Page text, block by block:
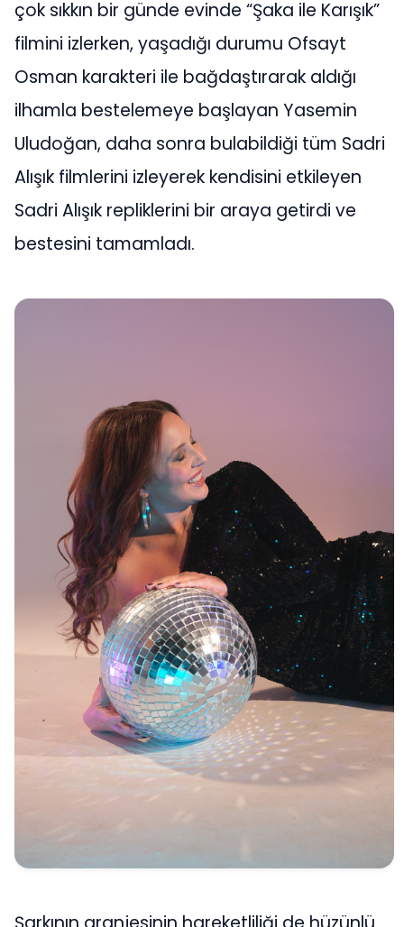
çok sıkkın bir günde evinde “Şaka ile Karışık”
filmini izlerken, yaşadığı durumu Ofsayt
Osman karakteri ile bağdaştırarak aldığı
ilhamla bestelemeye başlayan Yasemin
Uludoğan, daha sonra bulabildiği tüm Sadri
Alışık filmlerini izleyerek kendisini etkileyen
Sadri Alışık repliklerini bir araya getirdi ve
bestesini tamamladı.